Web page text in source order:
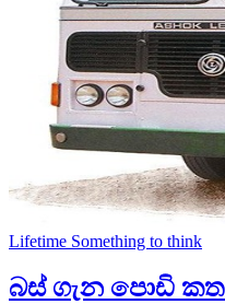
Lifetime Something to think
බස් ගැන පොඩි